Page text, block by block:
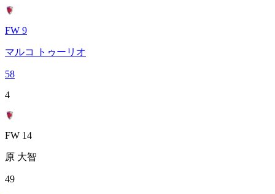
FW 9
マルコ トゥーリオ
58
4
FW 14
原 大智
49